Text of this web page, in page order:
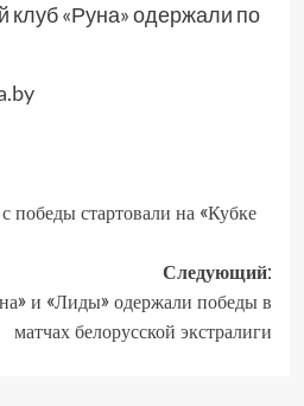
«Руна» одержали по
победы стартовали на «Кубке
Следующий:
и «Лиды» одержали победы в
матчах белорусской экстралиги